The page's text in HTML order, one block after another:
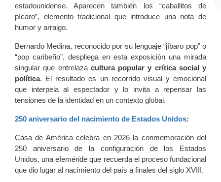
estadounidense. Aparecen también los “caballitos de
pícaro”, elemento tradicional que introduce una nota de
humor y arraigo.
Bernardo Medina, reconocido por su lenguaje “jíbaro pop” o
“pop caribeño”, despliega en esta exposición una mirada
singular que entrelaza cultura popular y crítica social y
política. El resultado es un recorrido visual y emocional
que interpela al espectador y lo invita a repensar las
tensiones de la identidad en un contexto global.
250 aniversario del nacimiento de Estados Unidos:
Casa de América celebra en 2026 la conmemoración del
250 aniversario de la configuración de los Estados
Unidos, una efeméride que recuerda el proceso fundacional
que dio lugar al nacimiento del país a finales del siglo XVIII.